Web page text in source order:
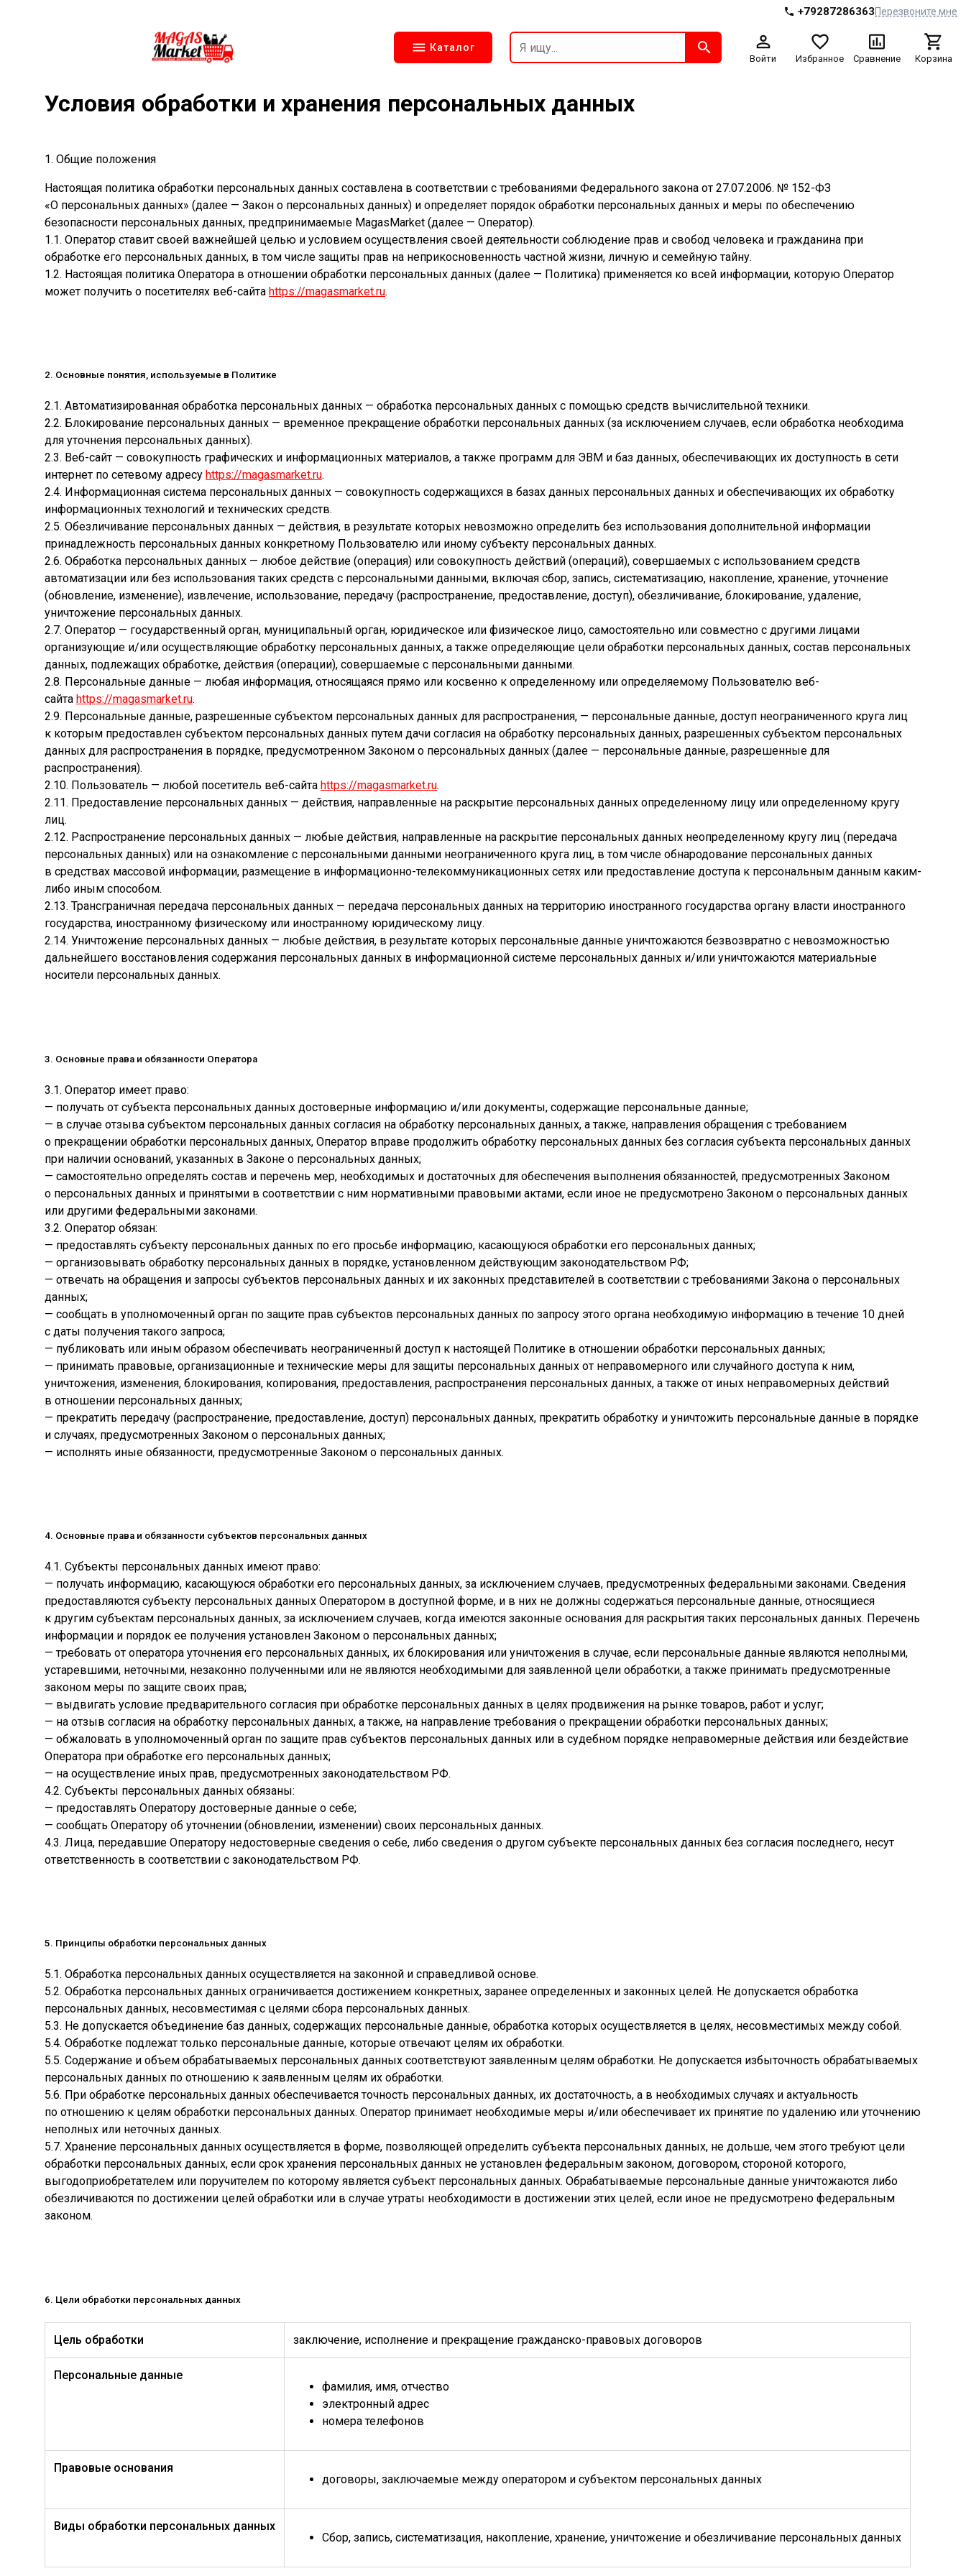
+79287286363Перезвоните мне
Каталог
Войти Избранное Сравнение Корзина
Условия обработки и хранения персональных данных
1. Общие положения
Настоящая политика обработки персональных данных составлена в соответствии с требованиями Федерального закона от 27.07.2006. № 152-ФЗ
«О персональных данных» (далее — Закон о персональных данных) и определяет порядок обработки персональных данных и меры по обеспечению
безопасности персональных данных, предпринимаемые MagasMarket (далее — Оператор).
1.1. Оператор ставит своей важнейшей целью и условием осуществления своей деятельности соблюдение прав и свобод человека и гражданина при
обработке его персональных данных, в том числе защиты прав на неприкосновенность частной жизни, личную и семейную тайну.
1.2. Настоящая политика Оператора в отношении обработки персональных данных (далее — Политика) применяется ко всей информации, которую Оператор
может получить о посетителях веб-сайта https://magasmarket.ru.
2. Основные понятия, используемые в Политике
2.1. Автоматизированная обработка персональных данных — обработка персональных данных с помощью средств вычислительной техники.
2.2. Блокирование персональных данных — временное прекращение обработки персональных данных (за исключением случаев, если обработка необходима
для уточнения персональных данных).
2.3. Веб-сайт — совокупность графических и информационных материалов, а также программ для ЭВМ и баз данных, обеспечивающих их доступность в сети
интернет по сетевому адресу https://magasmarket.ru.
2.4. Информационная система персональных данных — совокупность содержащихся в базах данных персональных данных и обеспечивающих их обработку
информационных технологий и технических средств.
2.5. Обезличивание персональных данных — действия, в результате которых невозможно определить без использования дополнительной информации
принадлежность персональных данных конкретному Пользователю или иному субъекту персональных данных.
2.6. Обработка персональных данных — любое действие (операция) или совокупность действий (операций), совершаемых с использованием средств
автоматизации или без использования таких средств с персональными данными, включая сбор, запись, систематизацию, накопление, хранение, уточнение
(обновление, изменение), извлечение, использование, передачу (распространение, предоставление, доступ), обезличивание, блокирование, удаление,
уничтожение персональных данных.
2.7. Оператор — государственный орган, муниципальный орган, юридическое или физическое лицо, самостоятельно или совместно с другими лицами
организующие и/или осуществляющие обработку персональных данных, а также определяющие цели обработки персональных данных, состав персональных
данных, подлежащих обработке, действия (операции), совершаемые с персональными данными.
2.8. Персональные данные — любая информация, относящаяся прямо или косвенно к определенному или определяемому Пользователю веб-
сайта https://magasmarket.ru.
2.9. Персональные данные, разрешенные субъектом персональных данных для распространения, — персональные данные, доступ неограниченного круга лиц
к которым предоставлен субъектом персональных данных путем дачи согласия на обработку персональных данных, разрешенных субъектом персональных
данных для распространения в порядке, предусмотренном Законом о персональных данных (далее — персональные данные, разрешенные для
распространения).
2.10. Пользователь — любой посетитель веб-сайта https://magasmarket.ru.
2.11. Предоставление персональных данных — действия, направленные на раскрытие персональных данных определенному лицу или определенному кругу
лиц.
2.12. Распространение персональных данных — любые действия, направленные на раскрытие персональных данных неопределенному кругу лиц (передача
персональных данных) или на ознакомление с персональными данными неограниченного круга лиц, в том числе обнародование персональных данных
в средствах массовой информации, размещение в информационно-телекоммуникационных сетях или предоставление доступа к персональным данным каким-
либо иным способом.
2.13. Трансграничная передача персональных данных — передача персональных данных на территорию иностранного государства органу власти иностранного
государства, иностранному физическому или иностранному юридическому лицу.
2.14. Уничтожение персональных данных — любые действия, в результате которых персональные данные уничтожаются безвозвратно с невозможностью
дальнейшего восстановления содержания персональных данных в информационной системе персональных данных и/или уничтожаются материальные
носители персональных данных.
3. Основные права и обязанности Оператора
3.1. Оператор имеет право:
— получать от субъекта персональных данных достоверные информацию и/или документы, содержащие персональные данные;
— в случае отзыва субъектом персональных данных согласия на обработку персональных данных, а также, направления обращения с требованием
о прекращении обработки персональных данных, Оператор вправе продолжить обработку персональных данных без согласия субъекта персональных данных
при наличии оснований, указанных в Законе о персональных данных;
— самостоятельно определять состав и перечень мер, необходимых и достаточных для обеспечения выполнения обязанностей, предусмотренных Законом
о персональных данных и принятыми в соответствии с ним нормативными правовыми актами, если иное не предусмотрено Законом о персональных данных
или другими федеральными законами.
3.2. Оператор обязан:
— предоставлять субъекту персональных данных по его просьбе информацию, касающуюся обработки его персональных данных;
— организовывать обработку персональных данных в порядке, установленном действующим законодательством РФ;
— отвечать на обращения и запросы субъектов персональных данных и их законных представителей в соответствии с требованиями Закона о персональных
данных;
— сообщать в уполномоченный орган по защите прав субъектов персональных данных по запросу этого органа необходимую информацию в течение 10 дней
с даты получения такого запроса;
— публиковать или иным образом обеспечивать неограниченный доступ к настоящей Политике в отношении обработки персональных данных;
— принимать правовые, организационные и технические меры для защиты персональных данных от неправомерного или случайного доступа к ним,
уничтожения, изменения, блокирования, копирования, предоставления, распространения персональных данных, а также от иных неправомерных действий
в отношении персональных данных;
— прекратить передачу (распространение, предоставление, доступ) персональных данных, прекратить обработку и уничтожить персональные данные в порядке
и случаях, предусмотренных Законом о персональных данных;
— исполнять иные обязанности, предусмотренные Законом о персональных данных.
4. Основные права и обязанности субъектов персональных данных
4.1. Субъекты персональных данных имеют право:
— получать информацию, касающуюся обработки его персональных данных, за исключением случаев, предусмотренных федеральными законами. Сведения
предоставляются субъекту персональных данных Оператором в доступной форме, и в них не должны содержаться персональные данные, относящиеся
к другим субъектам персональных данных, за исключением случаев, когда имеются законные основания для раскрытия таких персональных данных. Перечень
информации и порядок ее получения установлен Законом о персональных данных;
— требовать от оператора уточнения его персональных данных, их блокирования или уничтожения в случае, если персональные данные являются неполными,
устаревшими, неточными, незаконно полученными или не являются необходимыми для заявленной цели обработки, а также принимать предусмотренные
законом меры по защите своих прав;
— выдвигать условие предварительного согласия при обработке персональных данных в целях продвижения на рынке товаров, работ и услуг;
— на отзыв согласия на обработку персональных данных, а также, на направление требования о прекращении обработки персональных данных;
— обжаловать в уполномоченный орган по защите прав субъектов персональных данных или в судебном порядке неправомерные действия или бездействие
Оператора при обработке его персональных данных;
— на осуществление иных прав, предусмотренных законодательством РФ.
4.2. Субъекты персональных данных обязаны:
— предоставлять Оператору достоверные данные о себе;
— сообщать Оператору об уточнении (обновлении, изменении) своих персональных данных.
4.3. Лица, передавшие Оператору недостоверные сведения о себе, либо сведения о другом субъекте персональных данных без согласия последнего, несут
ответственность в соответствии с законодательством РФ.
5. Принципы обработки персональных данных
5.1. Обработка персональных данных осуществляется на законной и справедливой основе.
5.2. Обработка персональных данных ограничивается достижением конкретных, заранее определенных и законных целей. Не допускается обработка
персональных данных, несовместимая с целями сбора персональных данных.
5.3. Не допускается объединение баз данных, содержащих персональные данные, обработка которых осуществляется в целях, несовместимых между собой.
5.4. Обработке подлежат только персональные данные, которые отвечают целям их обработки.
5.5. Содержание и объем обрабатываемых персональных данных соответствуют заявленным целям обработки. Не допускается избыточность обрабатываемых
персональных данных по отношению к заявленным целям их обработки.
5.6. При обработке персональных данных обеспечивается точность персональных данных, их достаточность, а в необходимых случаях и актуальность
по отношению к целям обработки персональных данных. Оператор принимает необходимые меры и/или обеспечивает их принятие по удалению или уточнению
неполных или неточных данных.
5.7. Хранение персональных данных осуществляется в форме, позволяющей определить субъекта персональных данных, не дольше, чем этого требуют цели
обработки персональных данных, если срок хранения персональных данных не установлен федеральным законом, договором, стороной которого,
выгодоприобретателем или поручителем по которому является субъект персональных данных. Обрабатываемые персональные данные уничтожаются либо
обезличиваются по достижении целей обработки или в случае утраты необходимости в достижении этих целей, если иное не предусмотрено федеральным
законом.
6. Цели обработки персональных данных
Цель обработки заключение, исполнение и прекращение гражданско-правовых договоров
Персональные данные
фамилия, имя, отчество
электронный адрес
номера телефонов
Правовые основания
договоры, заключаемые между оператором и субъектом персональных данных
Виды обработки персональных данных
Сбор, запись, систематизация, накопление, хранение, уничтожение и обезличивание персональных данных